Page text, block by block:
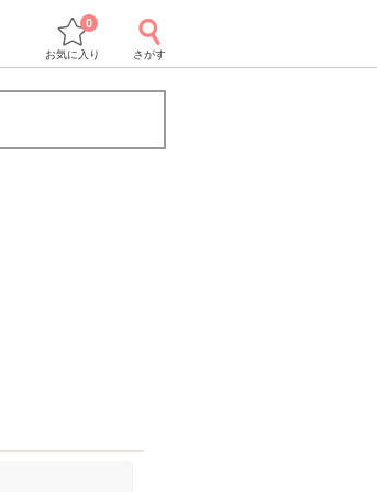
お気に入り
0
さがす